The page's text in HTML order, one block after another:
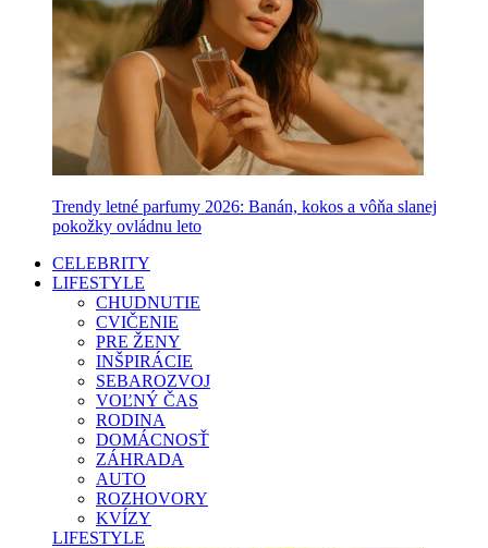
Trendy letné parfumy 2026: Banán, kokos a vôňa slanej
pokožky ovládnu leto
CELEBRITY
LIFESTYLE
CHUDNUTIE
CVIČENIE
PRE ŽENY
INŠPIRÁCIE
SEBAROZVOJ
VOĽNÝ ČAS
RODINA
DOMÁCNOSŤ
ZÁHRADA
AUTO
ROZHOVORY
KVÍZY
LIFESTYLE